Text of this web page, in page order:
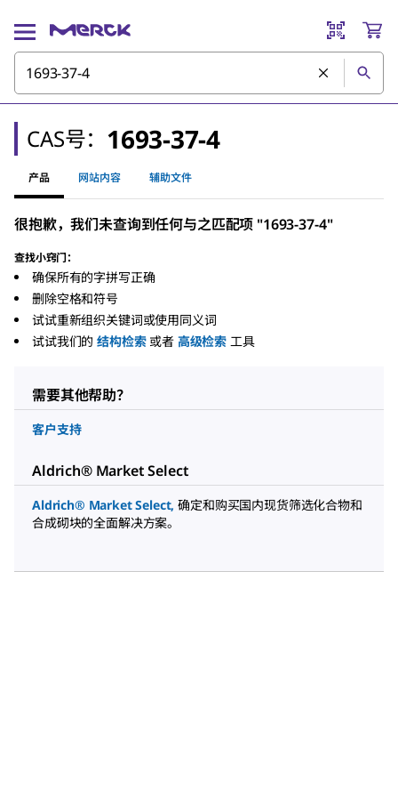
CAS号： 1693-37-4
产品 网站内容 辅助文件
很抱歉，我们未查询到任何与之匹配项 "1693-37-4"
查找小窍门：
确保所有的字拼写正确
删除空格和符号
试试重新组织关键词或使用同义词
试试我们的 结构检索 或者 高级检索 工具
需要其他帮助？
客户支持
Aldrich® Market Select
Aldrich® Market Select, 确定和购买国内现货筛选化合物和
合成砌块的全面解决方案。